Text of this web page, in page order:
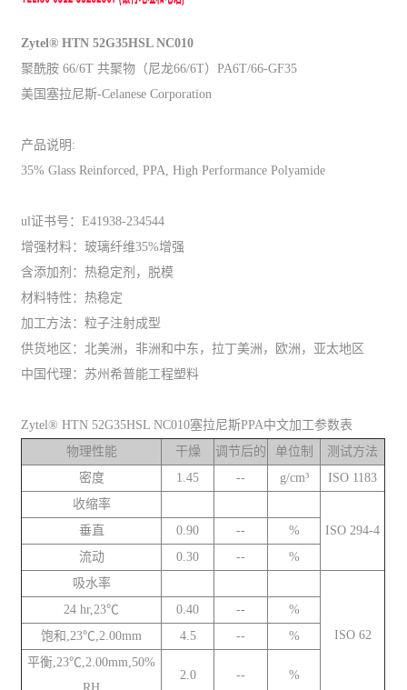
Zytel® HTN 52G35HSL NC010
聚酰胺 66/6T 共聚物（尼龙66/6T）PA6T/66-GF35
美国塞拉尼斯-Celanese Corporation
产品说明:
35% Glass Reinforced, PPA, High Performance Polyamide
ul证书号：E41938-234544
增强材料：玻璃纤维35%增强
含添加剂：热稳定剂，脱模
材料特性：热稳定
加工方法：粒子注射成型
供货地区：北美洲，非洲和中东，拉丁美洲，欧洲，亚太地区
中国代理：苏州希普能工程塑料
Zytel® HTN 52G35HSL NC010塞拉尼斯PPA中文加工参数表
物理性能
干燥 调节后的 单位制
测试方法
密度
1.45 -- g/cm³
ISO 1183
收缩率
ISO 294-4
垂直 0.90 --
%
流动
0.30 --
%
吸水率
ISO 62
24 hr,23℃ 0.40 --
%
饱和,23℃,2.00mm
4.5 --
%
平衡,23℃,2.00mm,50%
2.0 -- %